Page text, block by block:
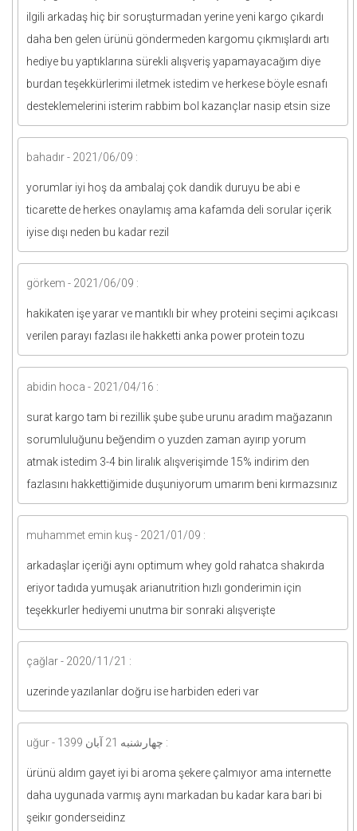
ilgili arkadaş hiç bir soruşturmadan yerine yeni kargo çıkardı
daha ben gelen ürünü göndermeden kargomu çıkmışlardı artı
hediye bu yaptıklarına sürekli alışveriş yapamayacağım diye
burdan teşekkürlerimi iletmek istedim ve herkese böyle esnafı
desteklemelerini isterim rabbim bol kazançlar nasip etsin size
bahadır - 2021/06/09 :
yorumlar iyi hoş da ambalaj çok dandik duruyu be abi e
ticarette de herkes onaylamış ama kafamda deli sorular içerik
iyise dışı neden bu kadar rezil
görkem - 2021/06/09 :
hakikaten işe yarar ve mantıklı bir whey proteini seçimi açıkcası
verilen parayı fazlası ile hakketti anka power protein tozu
abidin hoca - 2021/04/16 :
surat kargo tam bi rezillik şube şube urunu aradım mağazanın
sorumluluğunu beğendim o yuzden zaman ayırıp yorum
atmak istedim 3-4 bin liralık alışverişimde 15% indirim den
fazlasını hakkettiğimide duşuniyorum umarım beni kırmazsınız
muhammet emin kuş - 2021/01/09 :
arkadaşlar içeriği aynı optimum whey gold rahatca shakırda
eriyor tadıda yumuşak arianutrition hızlı gonderimin için
teşekkurler hediyemi unutma bir sonraki alışverişte
çağlar - 2020/11/21 :
uzerinde yazılanlar doğru ise harbiden ederi var
uğur - چهارشنبه 21 آبان 1399 :
ürünü aldım gayet iyi bi aroma şekere çalmıyor ama internette
daha uygunada varmış aynı markadan bu kadar kara bari bi
şeikır gonderseidinz